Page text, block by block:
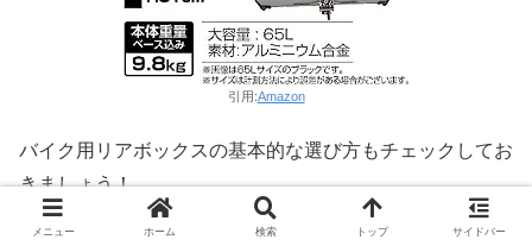
引用:Amazon
バイク用リアボックスの基本的な選び方もチェックしてお
きましょう！
メニュー ホーム 検索 トップ サイドバー